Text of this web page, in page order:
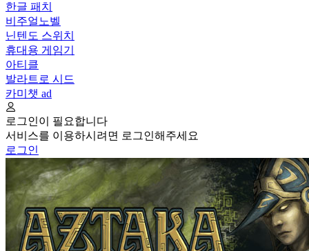
한글 패치
비주얼노벨
닌텐도 스위치
휴대용 게임기
아티클
발라트로 시드
카미챗 ad
로그인이 필요합니다
서비스를 이용하시려면 로그인해주세요
로그인